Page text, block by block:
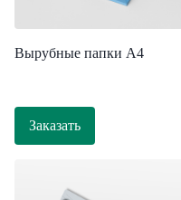
Вырубные папки А4
Заказать